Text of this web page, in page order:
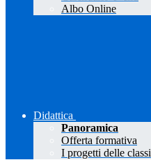
Albo Online
Didattica
Panoramica
Offerta formativa
I progetti delle classi